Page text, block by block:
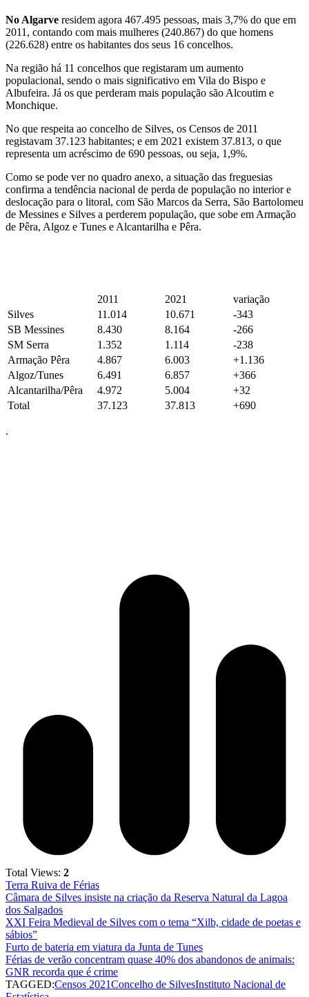
No Algarve residem agora 467.495 pessoas, mais 3,7% do que em
2011, contando com mais mulheres (240.867) do que homens
(226.628) entre os habitantes dos seus 16 concelhos.
Na região há 11 concelhos que registaram um aumento
populacional, sendo o mais significativo em Vila do Bispo e
Albufeira. Já os que perderam mais população são Alcoutim e
Monchique.
No que respeita ao concelho de Silves, os Censos de 2011
registavam 37.123 habitantes; e em 2021 existem 37.813, o que
representa um acréscimo de 690 pessoas, ou seja, 1,9%.
Como se pode ver no quadro anexo, a situação das freguesias
confirma a tendência nacional de perda de população no interior e
deslocação para o litoral, com São Marcos da Serra, São Bartolomeu
de Messines e Silves a perderem população, que sobe em Armação
de Pêra, Algoz e Tunes e Alcantarilha e Pêra.
2011 2021
variação
Silves
11.014 10.671
-343
SB Messines
8.430 8.164
-266
SM Serra
1.352 1.114
-238
Armação Pêra
4.867 6.003
+1.136
Algoz/Tunes
6.491 6.857
+366
Alcantarilha/Pêra
4.972 5.004
+32
Total
37.123 37.813 +690
.
Total Views: 2
Terra Ruiva de Férias
Câmara de Silves insiste na criação da Reserva Natural da Lagoa
dos Salgados
XXI Feira Medieval de Silves com o tema “Xilb, cidade de poetas e
sábios”
Furto de bateria em viatura da Junta de Tunes
Férias de verão concentram quase 40% dos abandonos de animais:
GNR recorda que é crime
TAGGED:Censos 2021Concelho de SilvesInstituto Nacional de